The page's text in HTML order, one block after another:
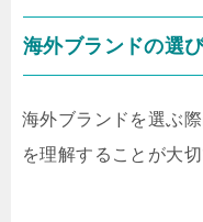
海外ブランドの選
海外ブランドを選ぶ
を理解することが大切